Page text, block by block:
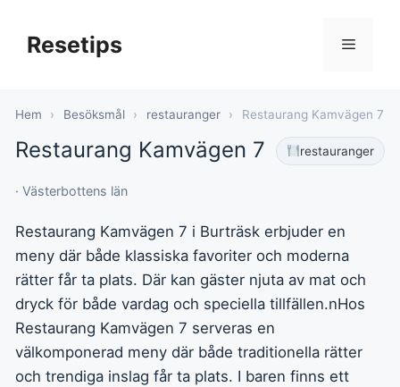
innehållResetips Meny
Hem › Besöksmål › restauranger › Restaurang Kamvägen 7
Restaurang Kamvägen 7 restauranger
· Västerbottens län
Restaurang Kamvägen 7 i Burträsk erbjuder en
meny där både klassiska favoriter och moderna
rätter får ta plats. Där kan gäster njuta av mat och
dryck för både vardag och speciella tillfällen.nHos
Restaurang Kamvägen 7 serveras en
välkomponerad meny där både traditionella rätter
och trendiga inslag får ta plats. I baren finns ett